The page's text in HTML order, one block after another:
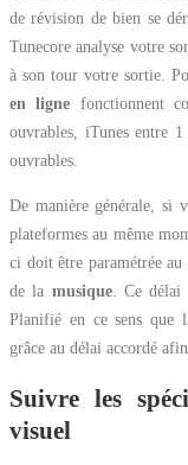
de révision de bien se
Tunecore analyse votre
à son tour votre sortie.
en ligne fonctionnent
ouvrables, iTunes entre
ouvrables.
De manière générale, si
plateformes au même
ci doit être paramétrée au
de la musique. Ce délai
Planifié en ce sens que
grâce au délai accordé
Suivre les
visuel